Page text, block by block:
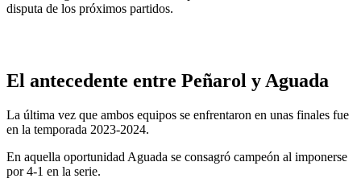
disputa de los próximos partidos.
El antecedente entre Peñarol y Aguada
La última vez que ambos equipos se enfrentaron en unas finales fue
en la temporada 2023-2024.
En aquella oportunidad Aguada se consagró campeón al imponerse
por 4-1 en la serie.